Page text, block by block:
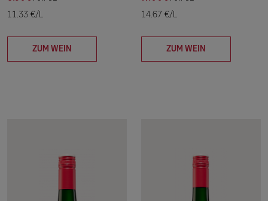
11.33 €/L
ZUM WEIN
14.67 €/L
ZUM WEIN